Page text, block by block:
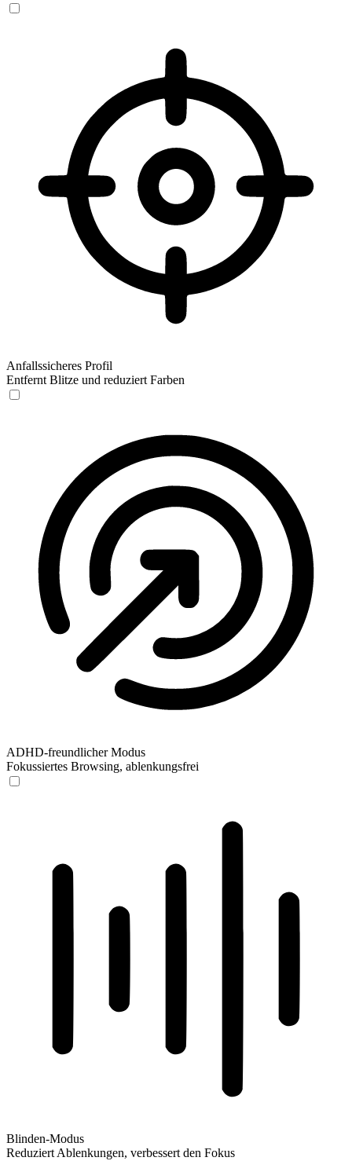
Anfallssicheres Profil
Entfernt Blitze und reduziert Farben
ADHD-freundlicher Modus
Fokussiertes Browsing, ablenkungsfrei
Blinden-Modus
Reduziert Ablenkungen, verbessert den Fokus